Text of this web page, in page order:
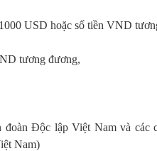
USD hoặc số tiền VND
tương đương,
Độc lập Việt Nam và các
Nam)